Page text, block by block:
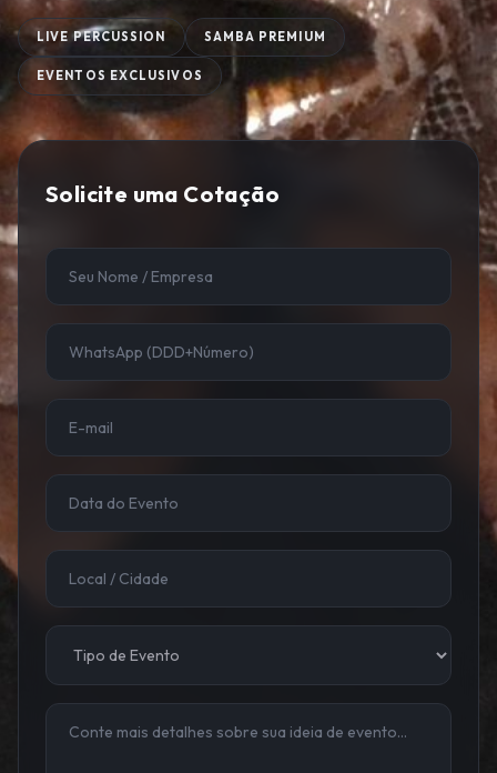
LIVE PERCUSSION SAMBA PREMIUM
EVENTOS EXCLUSIVOS
Solicite uma Cotação